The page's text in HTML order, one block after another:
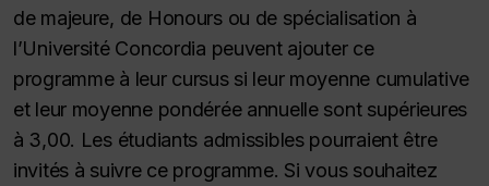
de majeure, de Honours ou de spécialisation à
l’Université Concordia peuvent ajouter ce
programme à leur cursus si leur moyenne cumulative
et leur moyenne pondérée annuelle sont supérieures
à 3,00. Les étudiants admissibles pourraient être
invités à suivre ce programme. Si vous souhaitez